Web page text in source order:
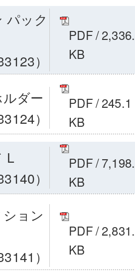
パック
）
PDF/
KB
ダー
）
PDF/245.1
KB
L
）
PDF/
KB
ョン
）
PDF/
KB